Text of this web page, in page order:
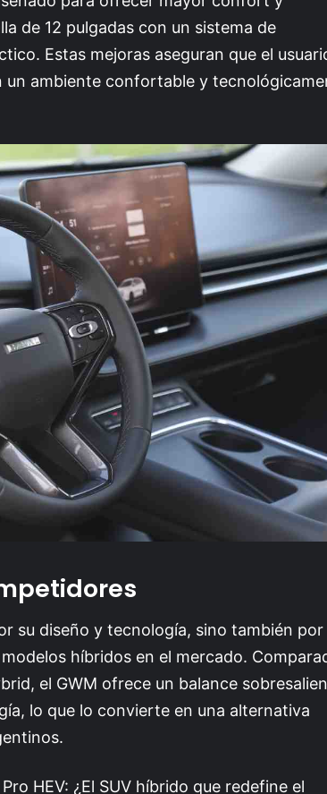
de 12 pulgadas con un sistema de
Estas mejoras aseguran que el
un ambiente confortable y
su diseño y tecnología, sino también por
híbridos en el mercado.
el GWM ofrece un balance
lo que lo convierte en una alternativa